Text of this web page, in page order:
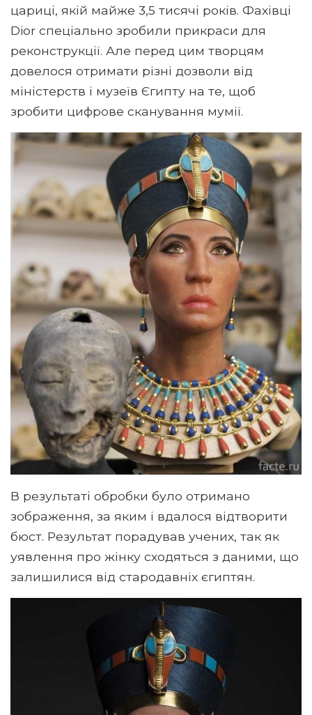
цариці, якій майже 3,5 тисячі років. Фахівці
Dior спеціально зробили прикраси для
реконструкції. Але перед цим творцям
довелося отримати різні дозволи від
міністерств і музеїв Єгипту на те, щоб
зробити цифрове сканування мумії.
В результаті обробки було отримано
зображення, за яким і вдалося відтворити
бюст. Результат порадував учених, так як
уявлення про жінку сходяться з даними, що
залишилися від стародавніх єгиптян.